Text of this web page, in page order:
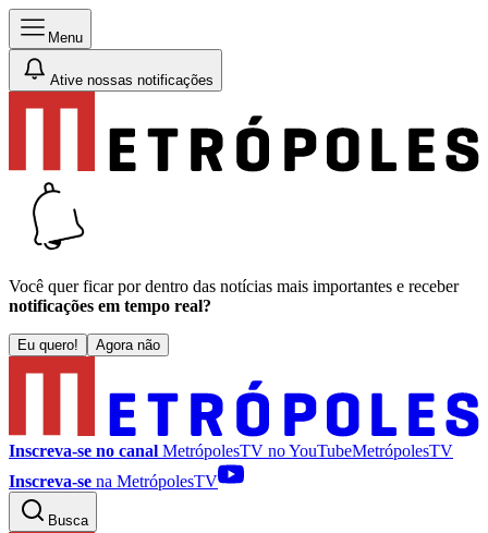
Menu
Ative nossas notificações
Você quer ficar por dentro das notícias mais importantes e receber
notificações em tempo real?
Eu quero! Agora não
Inscreva-se no canal MetrópolesTV noYouTubeMetrópolesTV
Inscreva-se na MetrópolesTV
Busca